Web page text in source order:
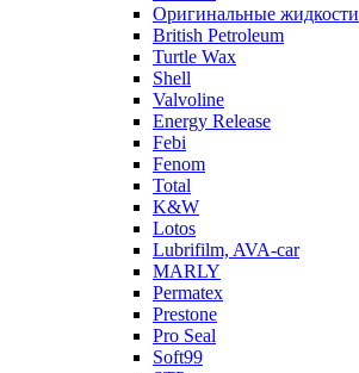
Оригинальные жидкости
British Petroleum
Turtle Wax
Shell
Valvoline
Energy Release
Febi
Fenom
Total
K&W
Lotos
Lubrifilm, AVA-car
MARLY
Permatex
Prestone
Pro Seal
Soft99